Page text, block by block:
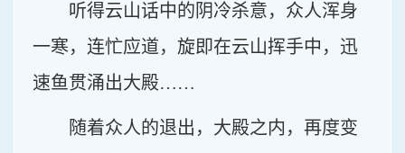
听得云山话中的阴冷杀意，众人浑身
一寒，连忙应道，旋即在云山挥手中，迅
速鱼贯涌出大殿……
随着众人的退出，大殿之内，再度变